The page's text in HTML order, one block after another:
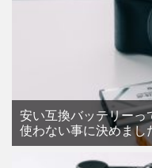
安い互換バッテリーっ
使わない事に決めまし